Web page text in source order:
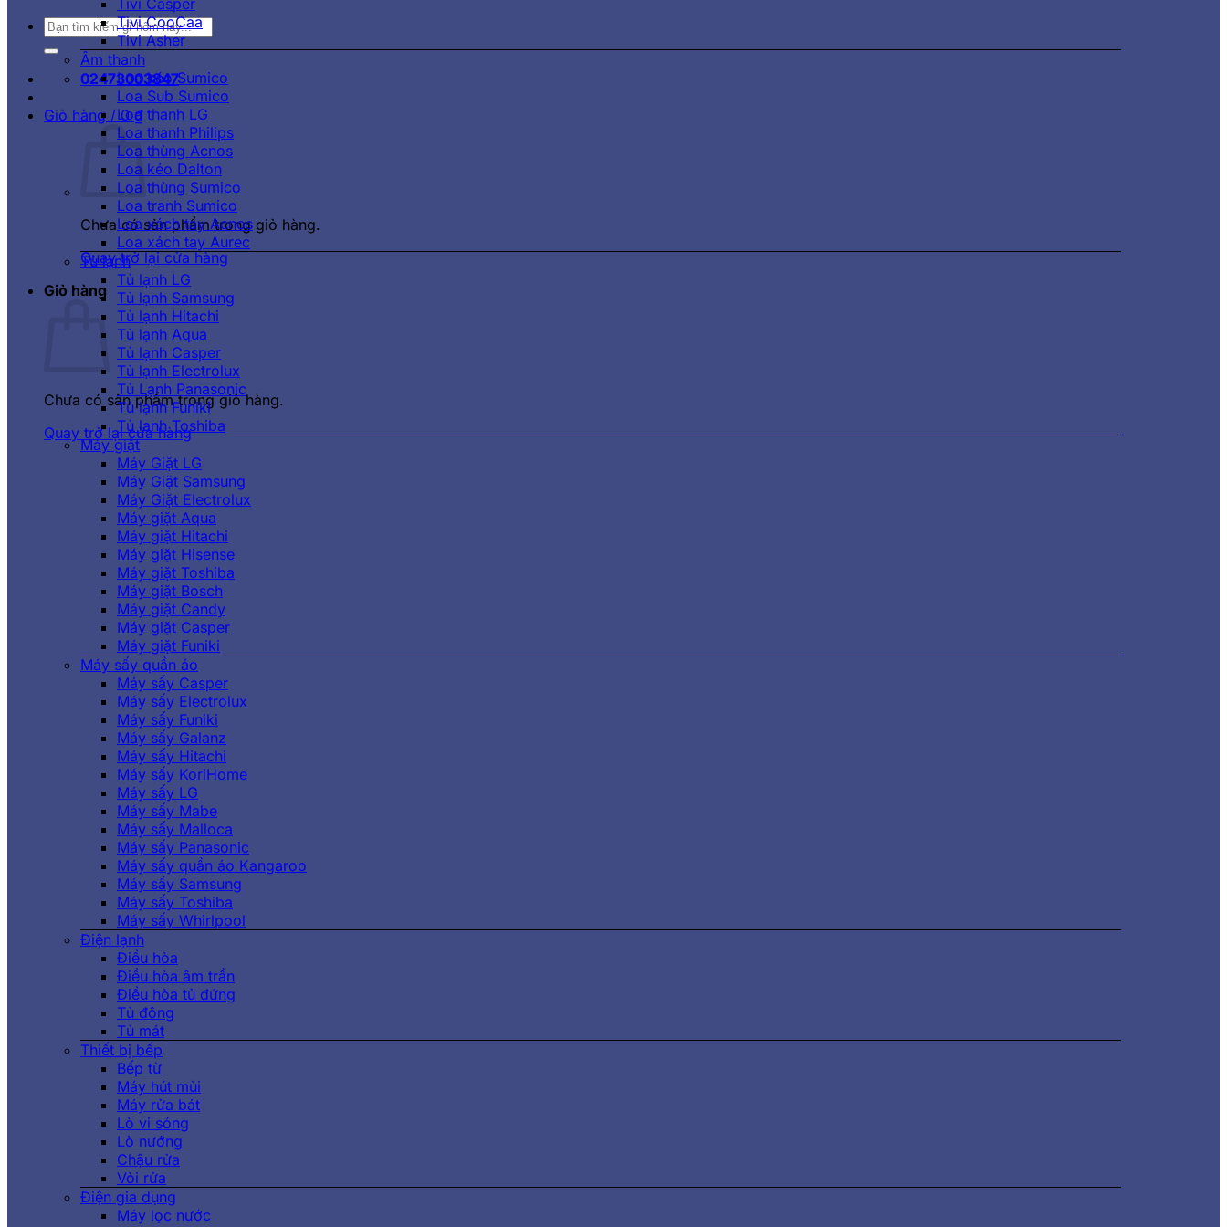
Tìm
02473003847
Giỏ hàng /0₫
Chưa có sản phẩm trong giỏ hàng.
Quay trở lại cửa hàng
Giỏ hàng
Chưa có sản phẩm trong giỏ hàng.
Quay trở lại cửa hàng
Tivi Casper
Tivi CooCaa
Tivi Asher
Âm thanh
Loa kéo Sumico
Loa Sub Sumico
Loa thanh LG
Loa thanh Philips
Loa thùng Acnos
Loa kéo Dalton
Loa thùng Sumico
Loa tranh Sumico
Loa xách tay Acnos
Loa xách tay Aurec
Tủ lạnh
Tủ lạnh LG
Tủ lạnh Samsung
Tủ lạnh Hitachi
Tủ lạnh Aqua
Tủ lạnh Casper
Tủ lạnh Electrolux
Tủ Lạnh Panasonic
Tủ lạnh Funiki
Tủ lạnh Toshiba
Máy giặt
Máy Giặt LG
Máy Giặt Samsung
Máy Giặt Electrolux
Máy giặt Aqua
Máy giặt Hitachi
Máy giặt Hisense
Máy giặt Toshiba
Máy giặt Bosch
Máy giặt Candy
Máy giặt Casper
Máy giặt Funiki
Máy sấy quần áo
Máy sấy Casper
Máy sấy Electrolux
Máy sấy Funiki
Máy sấy Galanz
Máy sấy Hitachi
Máy sấy KoriHome
Máy sấy LG
Máy sấy Mabe
Máy sấy Malloca
Máy sấy Panasonic
Máy sấy quần áo Kangaroo
Máy sấy Samsung
Máy sấy Toshiba
Máy sấy Whirlpool
Điện lạnh
Điều hòa
Điều hòa âm trần
Điều hòa tủ đứng
Tủ đông
Tủ mát
Thiết bị bếp
Bếp từ
Máy hút mùi
Máy rửa bát
Lò vi sóng
Lò nướng
Chậu rửa
Vòi rửa
Điện gia dụng
Máy lọc nước